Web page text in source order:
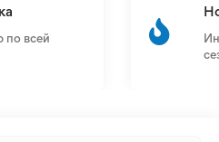
по всей